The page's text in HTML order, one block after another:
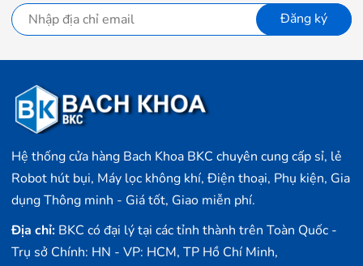
Cổng kết nối đa dạng
Tenda AC7 có khả năng thu phát sóng vượt trội nhờ 3 cổng LAN
(RJ45 10/100Mbps) và 1 cổng WAN (RJ45 10/100Mbps), ngoài ra
thiết bị có tới 5 anten 6dBi, bộ khuyếch đại công suất độc lập kết
hợp công nghệ Beamforming+ giúp tập trung tín hiệu sóng Wi-Fi
hơn.
Router Wifi Chuẩn AC1200 Tenda AC7 Đen là một thiết bị phát
Đăng ký
Hệ thống cửa hàng Bach Khoa BKC chuyên cung cấp sỉ, lẻ
Robot hút bụi, Máy lọc không khí, Điện thoại, Phụ kiện, Gia
dụng Thông minh - Giá tốt, Giao miễn phí.
Địa chỉ: BKC có đại lý tại các tỉnh thành trên Toàn Quốc -
Trụ sở Chính: HN - VP: HCM, TP Hồ Chí Minh,